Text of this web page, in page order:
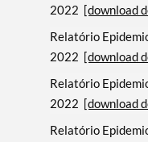
2022 [download
Relatório
2022 [download
Relatório
2022 [download
Relatório